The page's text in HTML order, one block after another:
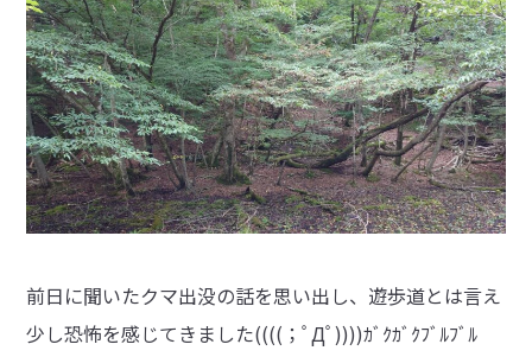
前日に聞いたクマ出没の話を思い出し、遊歩道とは言え
少し恐怖を感じてきました((((；ﾟДﾟ))))ｶﾞｸｶﾞｸﾌﾞﾙﾌﾞﾙ